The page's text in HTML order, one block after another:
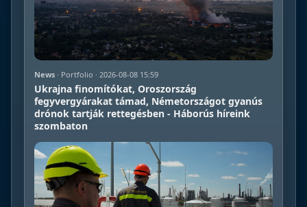
News · Portfolio · 2026-08-08 15:59
Ukrajna finomítókat, Oroszország
fegyvergyárakat támad, Németországot gyanús
drónok tartják rettegésben - Háborús híreink
szombaton